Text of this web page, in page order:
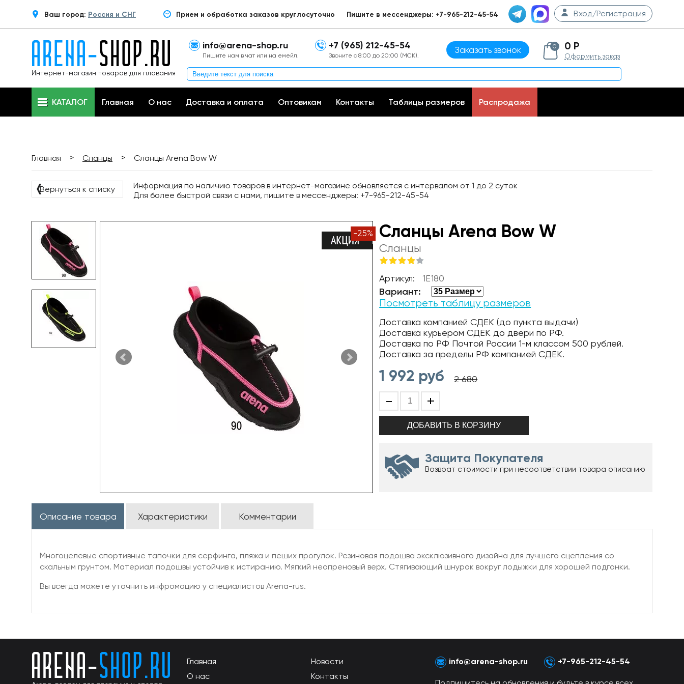
Ваш город: Россия и СНГ Прием и обработка заказов круглосуточно Пишите в мессенджеры: +7-965-212-45-54 Вход/Регистрация
Интернет-магазин товаров для плавания
info@arena-shop.ru
Пишите нам в чат или на емейл.
+7 (965) 212-45-54
Звоните с 8:00 до 20:00 (МСК).
Заказать звонок 0 0 Р
Оформить заказ
КАТАЛОГ Главная О нас Доставка и оплата Оптовикам Контакты Таблицы размеров Распродажа
Главная > Сланцы > Сланцы Arena Bow W
❬Вернуться к списку
Информация по наличию товаров в интернет-магазине обновляется с интервалом от 1 до 2 суток
Для более быстрой связи с нами, пишите в мессенджеры: +7-965-212-45-54
-25% Сланцы Arena Bow W
Сланцы
Артикул: 1E180
Вариант:
Посмотреть таблицу размеров
Доставка компанией СДЕК (до пункта выдачи)
Доставка курьером СДЕК до двери по РФ.
Доставка по РФ Почтой России 1-м классом 500 рублей.
Доставка за пределы РФ компанией СДЕК.
1 992 руб 2 680
- +
Защита Покупателя
Возврат стоимости при несоответствии товара описанию
Описание товара Характеристики Комментарии
Многоцелевые спортивные тапочки для серфинга, пляжа и пеших прогулок. Резиновая подошва эксклюзивного дизайна для лучшего сцепления со
скальным грунтом. Материал подошвы устойчив к истиранию. Мягкий неопреновый верх. Стягивающий шнурок вокруг лодыжки для хорошей подгонки.
Вы всегда можете уточнить инфромацию у специалистов Arena-rus.
Главная
О нас
Новости
Контакты
info@arena-shop.ru +7-965-212-45-54